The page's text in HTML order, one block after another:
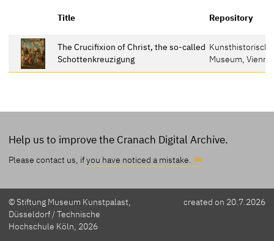
Title Repository
The Crucifixion of Christ, the so-called
Schottenkreuzigung
Museum, Vienna
Help us to improve the Cranach Digital Archive.
Please contact us, ifyou have noticed a mistake.
© Stiftung Museum Kunstpalast,
Düsseldorf / Technische
Hochschule Köln, 2026
created on 20.7.2026